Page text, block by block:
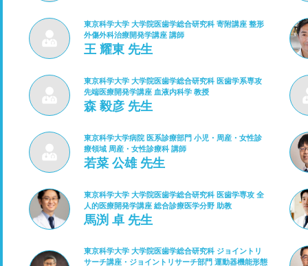
東京科学大学 大学院医歯学総合研究科 寄附講座 整形
外傷外科治療開発学講座 講師
王 耀東 先生
東京科学大学 大学院医歯学総合研究科 医歯学系専攻
先端医療開発学講座 血液内科学 教授
森 毅彦 先生
東京科学大学病院 医系診療部門 小児・周産・女性診
療領域 周産・女性診療科 講師
若菜 公雄 先生
東京科学大学 大学院医歯学総合研究科 医歯学専攻 全
人的医療開発学講座 総合診療医学分野 助教
馬渕 卓 先生
東京科学大学 大学院医歯学総合研究科 ジョイントリ
サーチ講座・ジョイントリサーチ部門 運動器機能形態